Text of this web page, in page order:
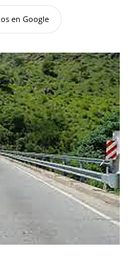
en Google